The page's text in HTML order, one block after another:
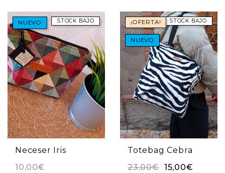
STOCK BAJO
NUEVO
Neceser Iris
10,00€
¡OFERTA! STOCK BAJO
NUEVO
Totebag Cebra
23,00€ 15,00€